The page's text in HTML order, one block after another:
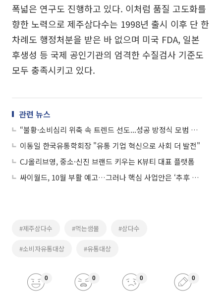
폭넓은 연구도 진행하고 있다. 이처럼 품질 고도화를
향한 노력으로 제주삼다수는 1998년 출시 이후 단 한
차례도 행정처분을 받은 바 없으며 미국 FDA, 일본
후생성 등 국제 공인기관의 엄격한 수질검사 기준도
모두 충족시키고 있다.
관련 뉴스
“불황·소비심리 위축 속 트렌드 선도...성공 방정식 모범 보였다”
이동일 한국유통학회장 "유통 기업 혁신으로 사회 더 발전"
CJ올리브영, 중소·신진 브랜드 키우는 K뷰티 대표 플랫폼
싸이월드, 10월 부활 예고…그러나 핵심 사업안은 ‘추후 공개’
#제주삼다수 #먹는샘물 #삼다수
#소비자유통대상 #유통대상
0 0 0 0